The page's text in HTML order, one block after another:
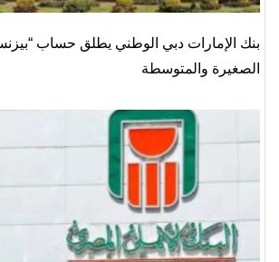
بنك الإمارات دبي الوطني يطلق حساب
الصغيرة والمتوسطة